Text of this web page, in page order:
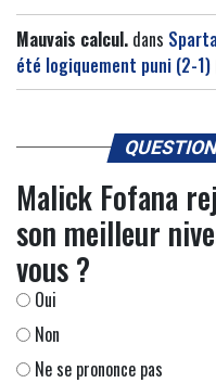
Mauvais calcul. dans
été logiquement puni (2-1)
Malick Fofana
son meilleur
vous ?
Oui
Non
Ne se prononce pas